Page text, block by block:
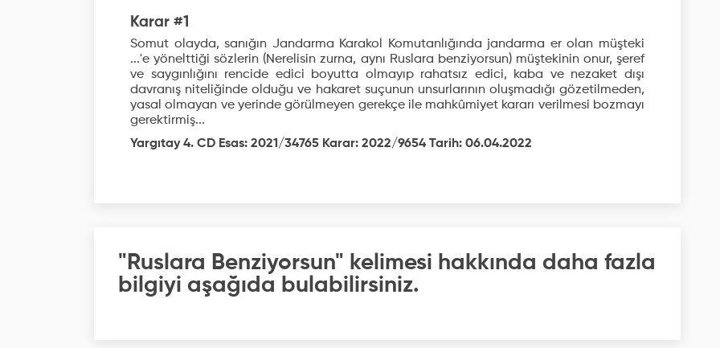
Karar #1
Somut olayda, sanığın Jandarma Karakol Komutanlığında jandarma er olan müşteki
...'e yönelttiği sözlerin (Nerelisin zurna, aynı Ruslara benziyorsun) müştekinin onur, şeref
ve saygınlığını rencide edici boyutta olmayıp rahatsız edici, kaba ve nezaket dışı
davranış niteliğinde olduğu ve hakaret suçunun unsurlarının oluşmadığı gözetilmeden,
yasal olmayan ve yerinde görülmeyen gerekçe ile mahkûmiyet kararı verilmesi bozmayı
gerektirmiş...
Yargıtay 4. CD Esas: 2021/34765 Karar: 2022/9654 Tarih: 06.04.2022
"Ruslara Benziyorsun" kelimesi hakkında daha fazla
bilgiyi aşağıda bulabilirsiniz.